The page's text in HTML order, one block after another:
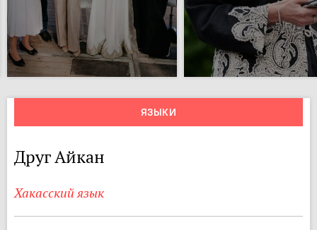
ЯЗЫКИ
Друг Айкан
Хакасский язык